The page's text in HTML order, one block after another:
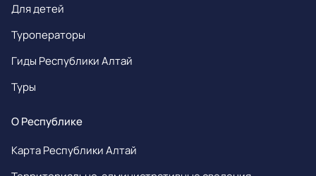
Для детей
Туроператоры
Гиды Республики Алтай
Туры
О Республике
Карта Республики Алтай